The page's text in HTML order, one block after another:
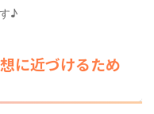
♪
に近づけるため